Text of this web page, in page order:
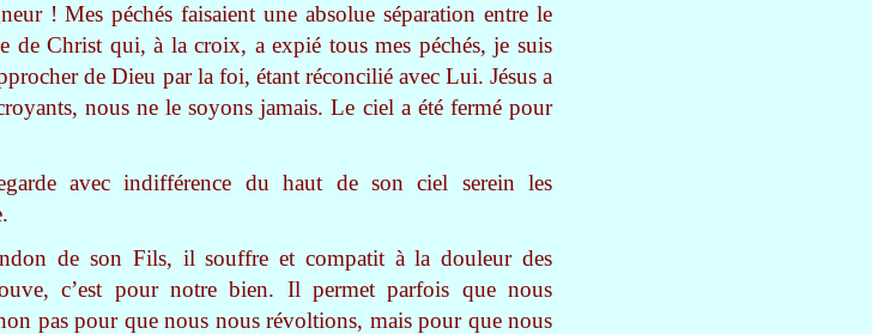
! Mes péchés faisaient une absolue séparation entre le
Christ qui, à la croix, a expié tous mes péchés, je suis
de Dieu par la foi, étant réconcilié avec Lui. Jésus a
nous ne le soyons jamais. Le ciel a été fermé pour
avec indifférence du haut de son ciel serein les
de son Fils, il souffre et compatit à la douleur des
c’est pour notre bien. Il permet parfois que nous
pas pour que nous nous révoltions, mais pour que nous